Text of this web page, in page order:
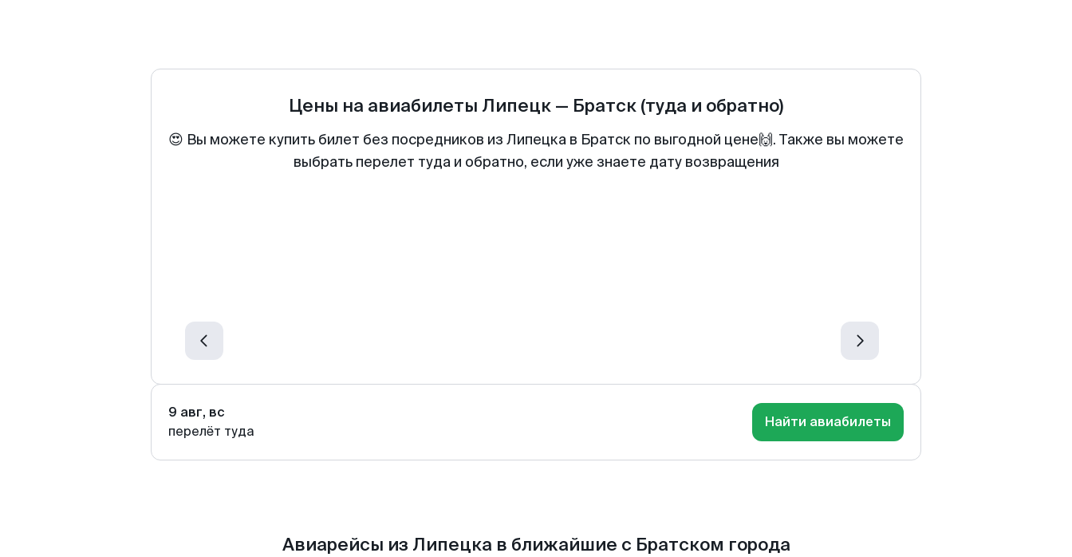
Цены на авиабилеты Липецк — Братск (туда и обратно)
😍 Вы можете купить билет без посредников из Липецка в Братск по выгодной цене🙌. Также вы можете
выбрать перелет туда и обратно, если уже знаете дату возвращения
9 авг, вс
перелёт туда
Найти авиабилеты
Авиарейсы из Липецка в ближайшие с Братском города